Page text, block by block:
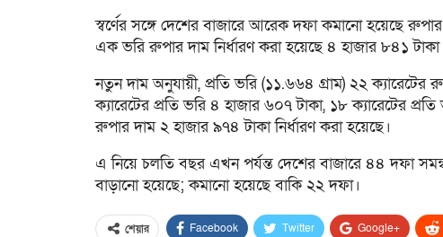
স্বর্ণের সঙ্গে দেশের বাজারে আরেক দফা কমানো হয়েছে
এক ভরি রুপার দাম নির্ধারণ করা হয়েছে ৪ হাজার ৮৪১
নতুন দাম অনুযায়ী, প্রতি ভরি (১১.৬৬৪ গ্রাম) ২২
ক্যারেটের প্রতি ভরি ৪ হাজার ৬০৭ টাকা, ১৮ ক্যারেটের
রুপার দাম ২ হাজার ৯৭৪ টাকা নির্ধারণ করা হয়েছে।
এ নিয়ে চলতি বছর এখন পর্যন্ত দেশের বাজারে ৪৪ দফা
বাড়ানো হয়েছে; কমানো হয়েছে বাকি ২২ দফা।
শেয়ার Facebook Twitter Google+